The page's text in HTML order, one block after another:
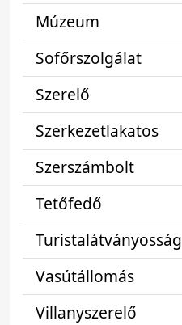
Múzeum
Sofőrszolgálat
Szerelő
Szerkezetlakatos
Szerszámbolt
Tetőfedő
Turistalátványosság
Vasútállomás
Villanyszerelő